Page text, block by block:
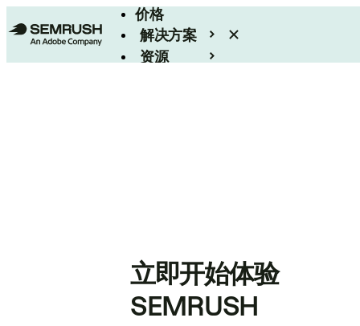
价格
解决方案
资源
立即开始体验
SEMRUSH